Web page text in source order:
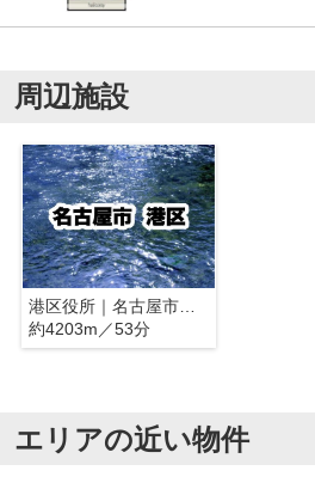
周辺施設
港区役所｜名古屋市港区
約4203m／53分
エリアの近い物件